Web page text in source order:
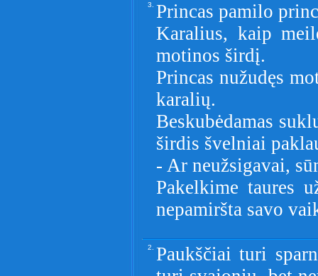
3. Princas pamilo
Karalius, kaip
motinos širdį.
Princas nužudęs
karalių.
Beskubėdamas
širdis švelniai
- Ar neužsigavai,
Pakelkime taures
nepamiršta savo
2. Paukščiai turi